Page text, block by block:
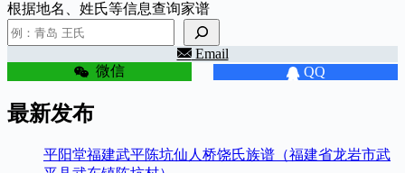
根据地名、姓氏等信息查询家谱
Email
微信 QQ
最新发布
平阳堂福建武平陈坑仙人桥饶氏族谱（福建省龙岩市武